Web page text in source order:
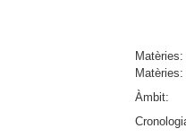
Matèries:
Matèries:
Àmbit: